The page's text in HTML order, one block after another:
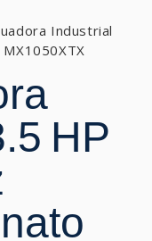
Industrial
HP